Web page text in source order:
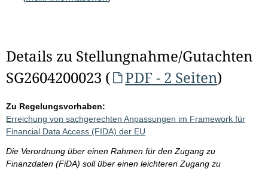
Details zu Stellungnahme/Gutachten
SG2604200023 (
PDF - 2 Seiten)
Zu Regelungsvorhaben:
Erreichung von sachgerechten Anpassungen im Framework für
Financial Data Access (FIDA) der EU
Die Verordnung über einen Rahmen für den Zugang zu
Finanzdaten (FiDA) soll über einen leichteren Zugang zu